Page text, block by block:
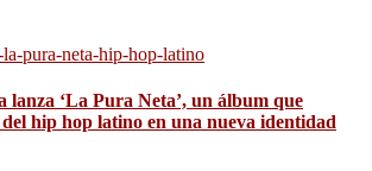
lanza ‘La Pura Neta’, un álbum que
hip hop latino en una nueva identidad